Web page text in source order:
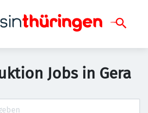
Jobs in Gera